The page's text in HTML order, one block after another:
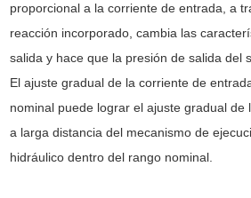
proporcional a la corriente de entrada, a
reacción incorporado, cambia las
salida y hace que la presión de salida del
El ajuste gradual de la corriente de
nominal puede lograr el ajuste gradual de
a larga distancia del mecanismo de
hidráulico dentro del rango nominal.